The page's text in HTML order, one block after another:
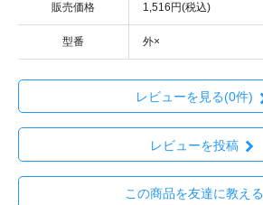
販売価格 1,516円(税込)
型番 外×
レビューを見る(0件)
レビューを投稿
この商品を友達に教える